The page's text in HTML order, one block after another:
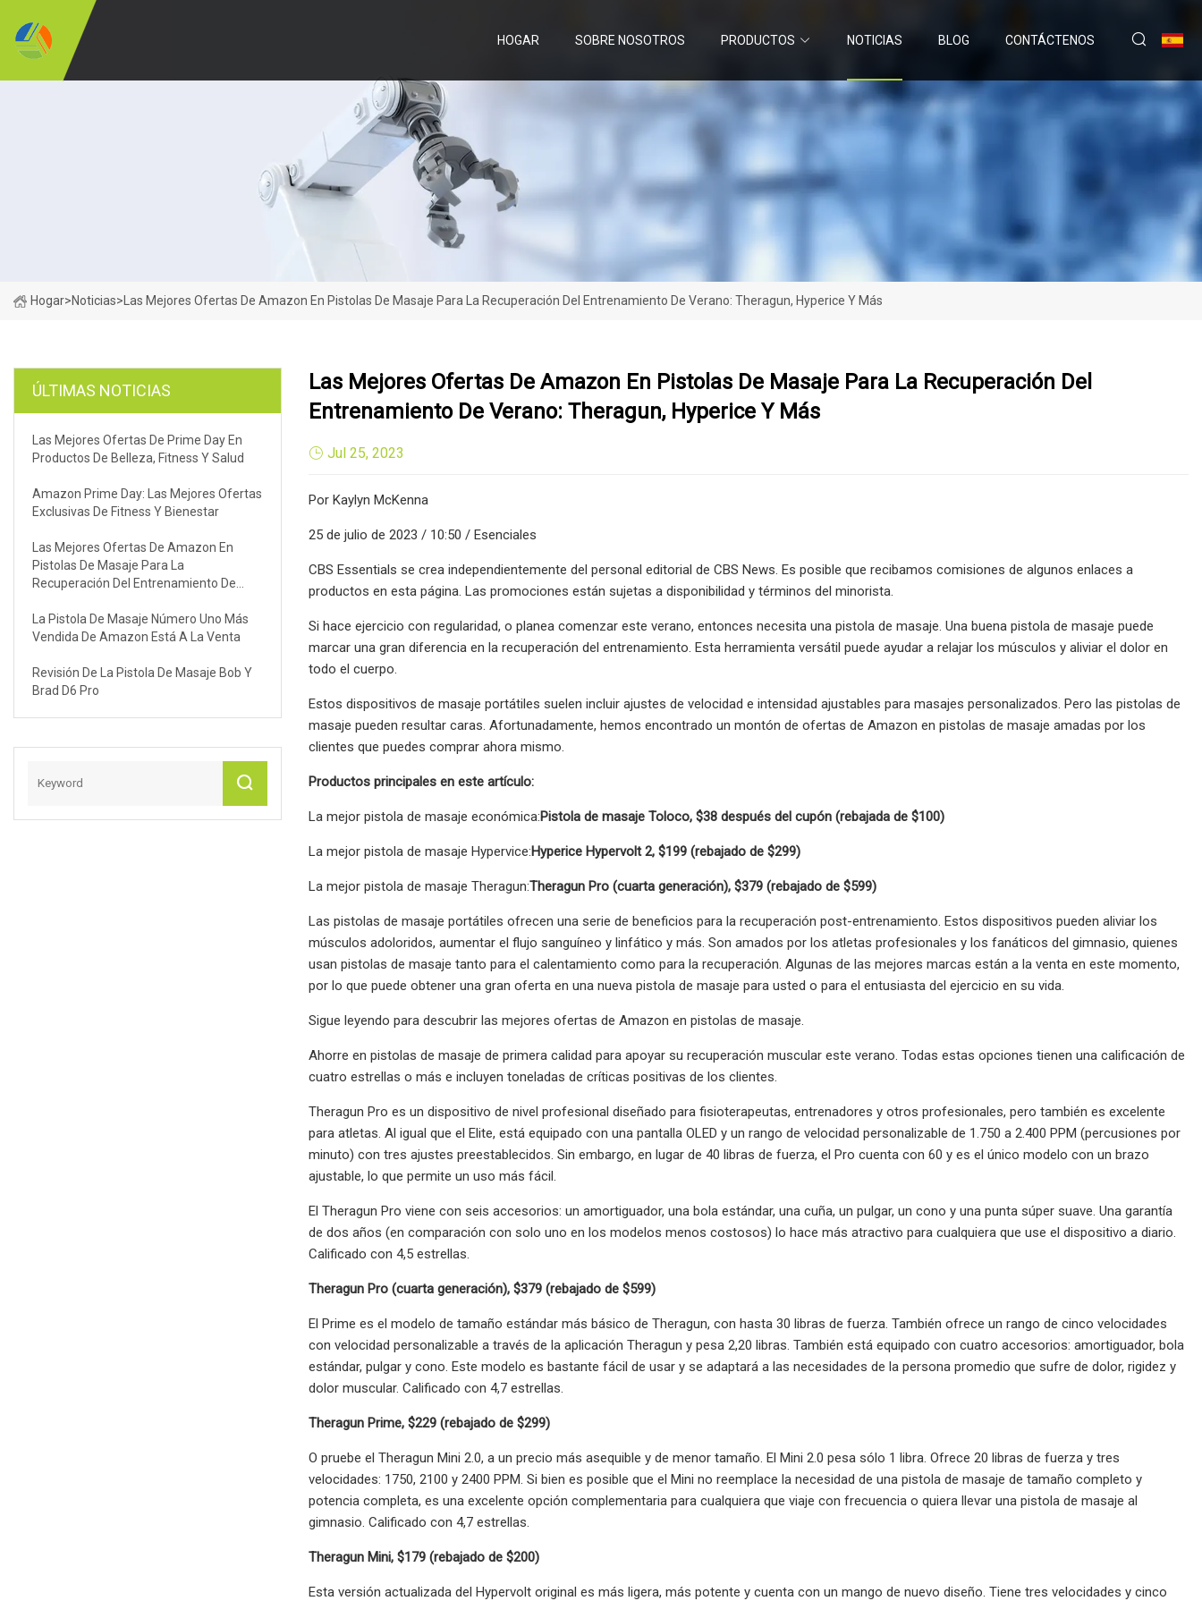
HOGAR SOBRE NOSOTROS PRODUCTOS NOTICIAS BLOG CONTÁCTENOS
Hogar>Noticias> Las Mejores Ofertas De Amazon En Pistolas De Masaje Para La Recuperación Del Entrenamiento De Verano: Theragun, Hyperice Y Más
ÚLTIMAS NOTICIAS
Las Mejores Ofertas De Prime Day En
Productos De Belleza, Fitness Y Salud
Amazon Prime Day: Las Mejores Ofertas
Exclusivas De Fitness Y Bienestar
Las Mejores Ofertas De Amazon En
Pistolas De Masaje Para La
Recuperación Del Entrenamiento De
La Pistola De Masaje Número Uno Más
Vendida De Amazon Está A La Venta
Revisión De La Pistola De Masaje Bob Y
Brad D6 Pro
Las Mejores Ofertas De Amazon En Pistolas De Masaje Para La Recuperación Del
Entrenamiento De Verano: Theragun, Hyperice Y Más
Jul 25, 2023
Por Kaylyn McKenna
25 de julio de 2023 / 10:50 / Esenciales
CBS Essentials se crea independientemente del personal editorial de CBS News. Es posible que recibamos comisiones de algunos enlaces a
productos en esta página. Las promociones están sujetas a disponibilidad y términos del minorista.
Si hace ejercicio con regularidad, o planea comenzar este verano, entonces necesita una pistola de masaje. Una buena pistola de masaje puede
marcar una gran diferencia en la recuperación del entrenamiento. Esta herramienta versátil puede ayudar a relajar los músculos y aliviar el dolor en
todo el cuerpo.
Estos dispositivos de masaje portátiles suelen incluir ajustes de velocidad e intensidad ajustables para masajes personalizados. Pero las pistolas de
masaje pueden resultar caras. Afortunadamente, hemos encontrado un montón de ofertas de Amazon en pistolas de masaje amadas por los
clientes que puedes comprar ahora mismo.
Productos principales en este artículo:
La mejor pistola de masaje económica:Pistola de masaje Toloco, $38 después del cupón (rebajada de $100)
La mejor pistola de masaje Hypervice:Hyperice Hypervolt 2, $199 (rebajado de $299)
La mejor pistola de masaje Theragun:Theragun Pro (cuarta generación), $379 (rebajado de $599)
Las pistolas de masaje portátiles ofrecen una serie de beneficios para la recuperación post-entrenamiento. Estos dispositivos pueden aliviar los
músculos adoloridos, aumentar el flujo sanguíneo y linfático y más. Son amados por los atletas profesionales y los fanáticos del gimnasio, quienes
usan pistolas de masaje tanto para el calentamiento como para la recuperación. Algunas de las mejores marcas están a la venta en este momento,
por lo que puede obtener una gran oferta en una nueva pistola de masaje para usted o para el entusiasta del ejercicio en su vida.
Sigue leyendo para descubrir las mejores ofertas de Amazon en pistolas de masaje.
Ahorre en pistolas de masaje de primera calidad para apoyar su recuperación muscular este verano. Todas estas opciones tienen una calificación de
cuatro estrellas o más e incluyen toneladas de críticas positivas de los clientes.
Theragun Pro es un dispositivo de nivel profesional diseñado para fisioterapeutas, entrenadores y otros profesionales, pero también es excelente
para atletas. Al igual que el Elite, está equipado con una pantalla OLED y un rango de velocidad personalizable de 1.750 a 2.400 PPM (percusiones por
minuto) con tres ajustes preestablecidos. Sin embargo, en lugar de 40 libras de fuerza, el Pro cuenta con 60 y es el único modelo con un brazo
ajustable, lo que permite un uso más fácil.
El Theragun Pro viene con seis accesorios: un amortiguador, una bola estándar, una cuña, un pulgar, un cono y una punta súper suave. Una garantía
de dos años (en comparación con solo uno en los modelos menos costosos) lo hace más atractivo para cualquiera que use el dispositivo a diario.
Calificado con 4,5 estrellas.
Theragun Pro (cuarta generación), $379 (rebajado de $599)
El Prime es el modelo de tamaño estándar más básico de Theragun, con hasta 30 libras de fuerza. También ofrece un rango de cinco velocidades
con velocidad personalizable a través de la aplicación Theragun y pesa 2,20 libras. También está equipado con cuatro accesorios: amortiguador, bola
estándar, pulgar y cono. Este modelo es bastante fácil de usar y se adaptará a las necesidades de la persona promedio que sufre de dolor, rigidez y
dolor muscular. Calificado con 4,7 estrellas.
Theragun Prime, $229 (rebajado de $299)
O pruebe el Theragun Mini 2.0, a un precio más asequible y de menor tamaño. El Mini 2.0 pesa sólo 1 libra. Ofrece 20 libras de fuerza y ​​tres
velocidades: 1750, 2100 y 2400 PPM. Si bien es posible que el Mini no reemplace la necesidad de una pistola de masaje de tamaño completo y
potencia completa, es una excelente opción complementaria para cualquiera que viaje con frecuencia o quiera llevar una pistola de masaje al
gimnasio. Calificado con 4,7 estrellas.
Theragun Mini, $179 (rebajado de $200)
Esta versión actualizada del Hypervolt original es más ligera, más potente y cuenta con un mango de nuevo diseño. Tiene tres velocidades y cinco